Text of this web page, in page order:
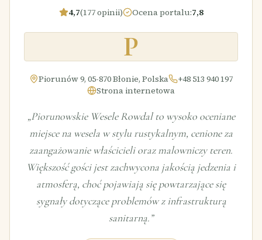
4,7(177 opinii) Ocena portalu:7,8
P
Piorunów 9, 05-870 Błonie, Polska
+48 513 940 197
Strona internetowa
„Piorunowskie Wesele Rowdal to wysoko oceniane
miejsce na wesela w stylu rustykalnym, cenione za
zaangażowanie właścicieli oraz malowniczy teren.
Większość gości jest zachwycona jakością jedzenia i
atmosferą, choć pojawiają się powtarzające się
sygnały dotyczące problemów z infrastrukturą
sanitarną.”